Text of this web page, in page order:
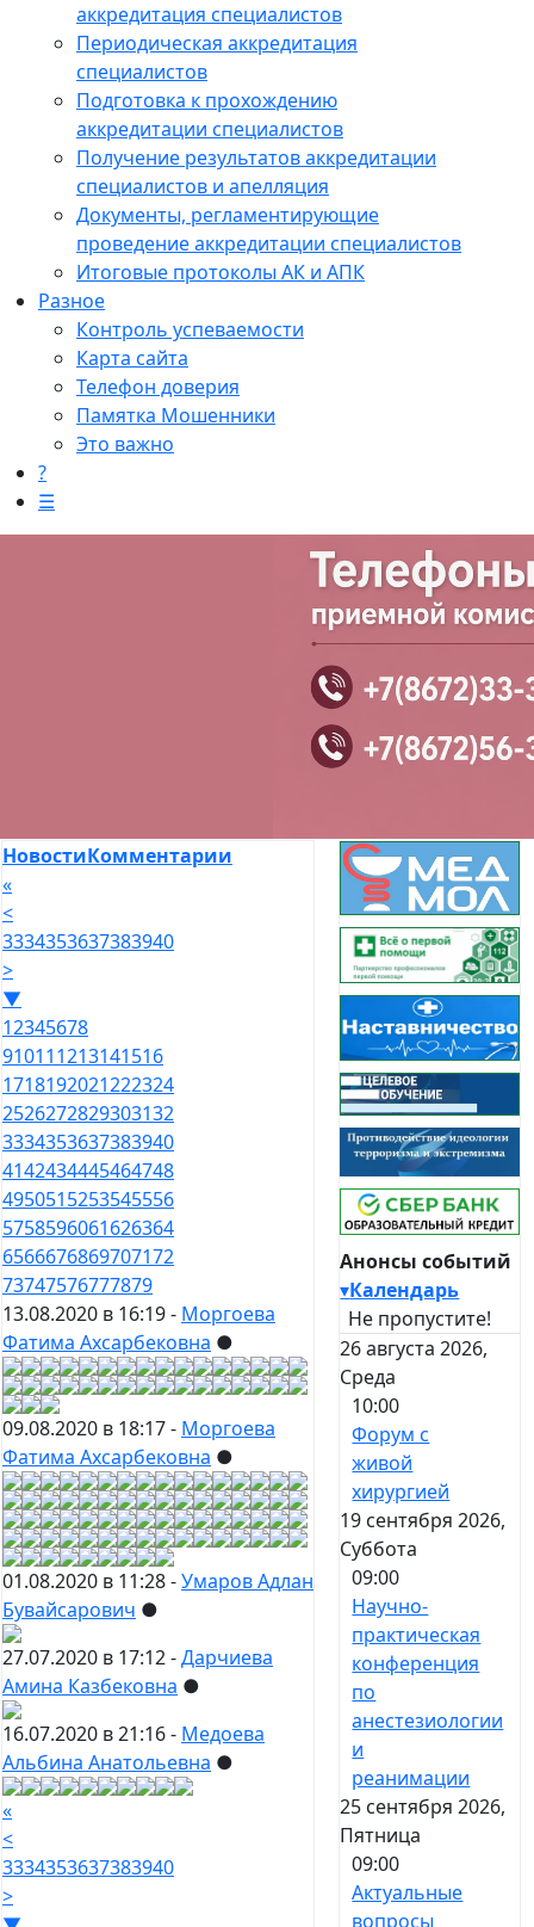
аккредитация специалистов
Периодическая аккредитация
специалистов
Подготовка к прохождению
аккредитации специалистов
Получение результатов аккредитации
специалистов и апелляция
Документы, регламентирующие
проведение аккредитации специалистов
Итоговые протоколы АК и АПК
Разное
Контроль успеваемости
Карта сайта
Телефон доверия
Памятка Мошенники
Это важно
?
☰
НовостиКомментарии
«
<
3334353637383940
>
▼
12345678
910111213141516
1718192021222324
2526272829303132
3334353637383940
4142434445464748
4950515253545556
5758596061626364
6566676869707172
73747576777879
13.08.2020 в 16:19 - Моргоева
Фатима Ахсарбековна ●
09.08.2020 в 18:17 - Моргоева
Фатима Ахсарбековна ●
01.08.2020 в 11:28 -Умаров Адлан
Бувайсарович ●
27.07.2020 в 17:12 -Дарчиева
Амина Казбековна ●
16.07.2020 в 21:16 - Медоева
Альбина Анатольевна ●
«
<
3334353637383940
>
Анонсы событий
▾Календарь
Не пропустите!
26 августа 2026,
Среда
10:00
Форум с
живой
хирургией
19 сентября 2026,
Суббота
09:00
Научно-
практическая
конференция
по
анестезиологии
и
реанимации
25 сентября 2026,
Пятница
09:00
Актуальные
вопросы